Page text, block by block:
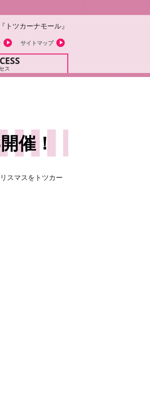
トツカーナモール』
サイトマップ
ス
催！
スマスをトツカー